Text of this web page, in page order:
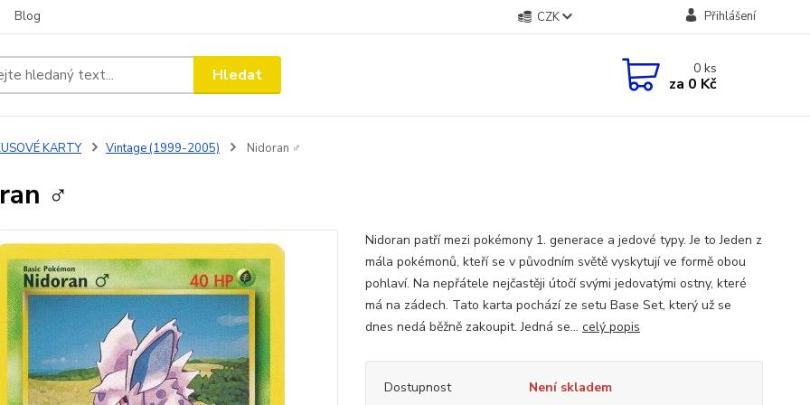
Blog CZK Přihlášení
Hledat 0ks
za 0 Kč
KARTY Vintage (1999-2005) Nidoran ♂
♂
Nidoran patří mezi pokémony 1. generace a jedové typy. Je to Jeden z
mála pokémonů, kteří se v původním světě vyskytují ve formě obou
pohlaví. Na nepřátele nejčastěji útočí svými jedovatými ostny, které
má na zádech. Tato karta pochází ze setu Base Set, který už se
dnes nedá běžně zakoupit. Jedná se... celý popis
Dostupnost Není skladem